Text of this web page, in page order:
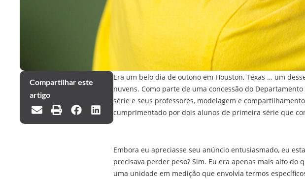
Compartilhar este
artigo
Era um belo dia de outono em Houston, Texas … um
nuvens. Como parte de uma concessão do
série e seus professores, modelagem e
cumprimentado por dois alunos de primeira série que
Embora eu apreciasse seu anúncio entusiasmado, eu
precisava perder peso? Sim. Eu era apenas mais alto do
uma unidade em medição que envolvia termos